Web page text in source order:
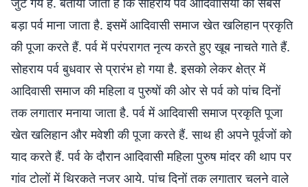
बड़ा पर्व माना जाता है. इसमें आदिवासी समाज खेत खलिहान प्रकृति
की पूजा करते हैं. पर्व में परंपरागत नृत्य करते हुए खूब नाचते गाते हैं.
सोहराय पर्व बुधवार से प्रारंभ हो गया है. इसको लेकर क्षेत्र में
आदिवासी समाज की महिला व पुरुषों की ओर से पर्व को पांच दिनों
तक लगातार मनाया जाता है. पर्व में आदिवासी समाज प्रकृति पूजा
खेत खलिहान और मवेशी की पूजा करते हैं. साथ ही अपने पूर्वजों को
याद करते हैं. पर्व के दौरान आदिवासी महिला पुरुष मांदर की थाप पर
गांव टोलों में थिरकते नजर आये. पांच दिनों तक लगातार चलने वाले